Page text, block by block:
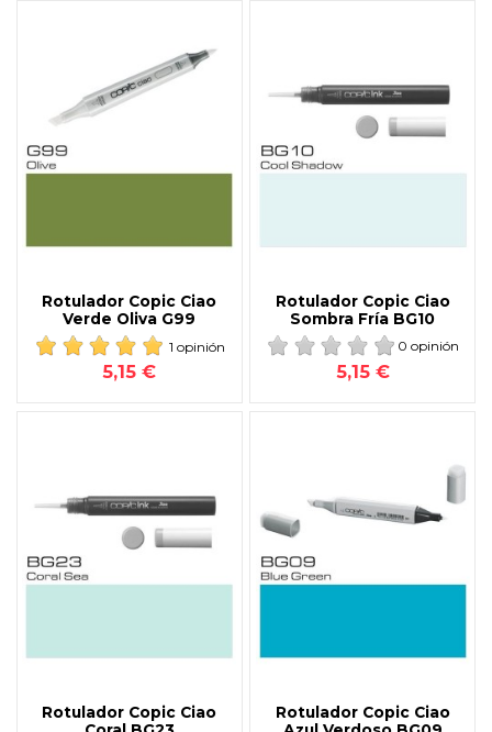
Rotulador Copic Ciao
Verde Oliva G99
1 opinión
5,15 €
Rotulador Copic Ciao
Sombra Fría BG10
0 opinión
5,15 €
Rotulador Copic Ciao
Rotulador Copic Ciao